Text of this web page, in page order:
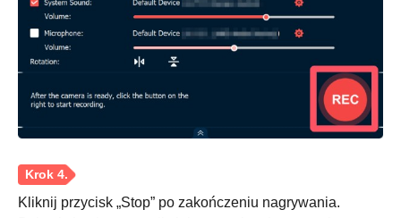
Kliknij przycisk „Stop” po zakończeniu nagrywania.